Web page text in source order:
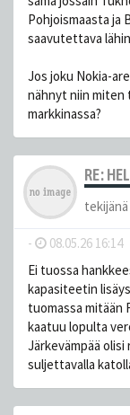
Pohjoismaasta ja
saavutettava
Jos joku Nokia-
nähnyt niin miten
markkinassa?
RE:
tekijänä
- 08.05.26 16:14
Ei tuossa
kapasiteetin
tuomassa mitään
kaatuu lopulta
Järkevämpää
suljettavalla